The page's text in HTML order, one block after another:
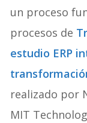
un proceso
procesos de
estudio ERP
realizado por
MIT